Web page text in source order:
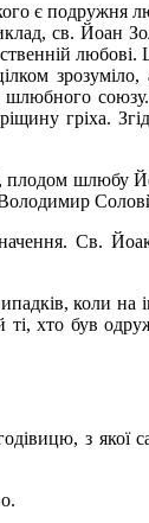
є подружня
св. Йоан
зрозуміло,
шлюбного
гріха.
плодом шлюбу
Св.
коли
ті, хто був
з якої